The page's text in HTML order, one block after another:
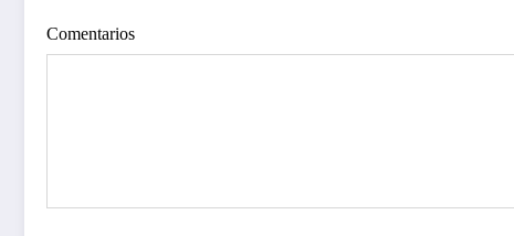
Comentarios